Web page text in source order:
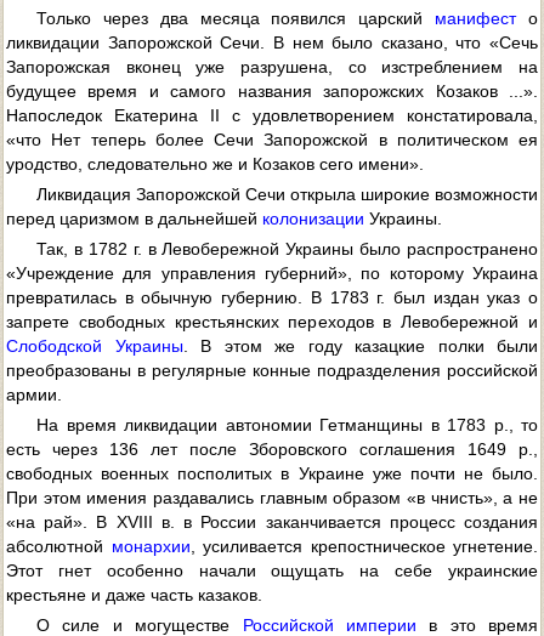
Только через два месяца появился царский манифесто
ликвидации Запорожской Сечи. В нем было сказано, что «Сечь
Запорожская вконец уже разрушена, со изстреблением на
будущее время и самого названия запорожских Козаков ...».
Напоследок Екатерина II с удовлетворением констатировала,
«что Нет теперь более Сечи Запорожской в политическом ея
уродство, следовательно же и Козаков сего имени».
Ликвидация Запорожской Сечи открыла широкие возможности
перед царизмом в дальнейшей колонизации Украины.
Так, в 1782 г. в Левобережной Украины было распространено
«Учреждение для управления губерний», по которому Украина
превратилась в обычную губернию. В 1783 г. был издан указ о
запрете свободных крестьянских переходов в Левобережной и
Слободской Украины. В этом же году казацкие полки были
преобразованы в регулярные конные подразделения российской
армии.
На время ликвидации автономии Гетманщины в 1783 p., то
есть через 136 лет после Зборовского соглашения 1649 p.,
свободных военных посполитых в Украине уже почти не было.
При этом имения раздавались главным образом «в чнисть», а не
«на рай». В XVIII в. в России заканчивается процесс создания
абсолютной монархии , усиливается крепостническое угнетение.
Этот гнет особенно начали ощущать на себе украинские
крестьяне и даже часть казаков.
О силе и могуществе Российской империи в это время